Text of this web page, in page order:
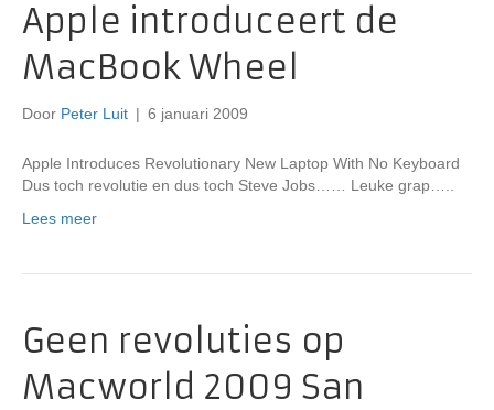
Apple introduceert de
MacBook Wheel
Door Peter Luit | 6 januari 2009
Apple Introduces Revolutionary New Laptop With No Keyboard
Dus toch revolutie en dus toch Steve Jobs…… Leuke grap…..
Lees meer
Geen revoluties op
Macworld 2009 San